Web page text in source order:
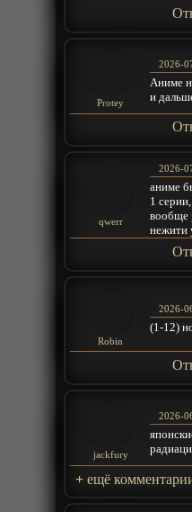
Protey
2026-
Аниме
и
qwerr
2026-
аниме
1
вообще
нежити
Robin
2026-
(1-12)
jackfury
2026-
+ ещё